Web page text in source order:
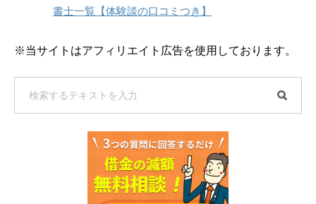
書士一覧【体験談の口コミつき】
※当サイトはアフィリエイト広告を使用しております。